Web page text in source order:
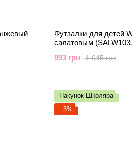
Футзалки для детей
салатовым
1 045 грн
993 грн
Пакунок Школяра
−5%